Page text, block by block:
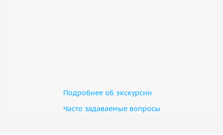
Подробнее об экскурсии
Часто задаваемые вопросы